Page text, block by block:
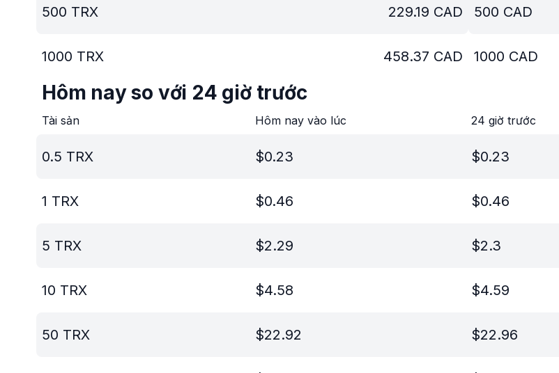
500 TRX 229.19 CAD
1000 TRX 458.37 CAD
500 CAD
1000 CAD
Hôm nay so với 24 giờ trước
Tài sản Hôm nay vào lúc 24 giờ trước
0.5 TRX $0.23 $0.23
1 TRX $0.46 $0.46
5 TRX $2.29 $2.3
10 TRX $4.58 $4.59
50 TRX $22.92 $22.96